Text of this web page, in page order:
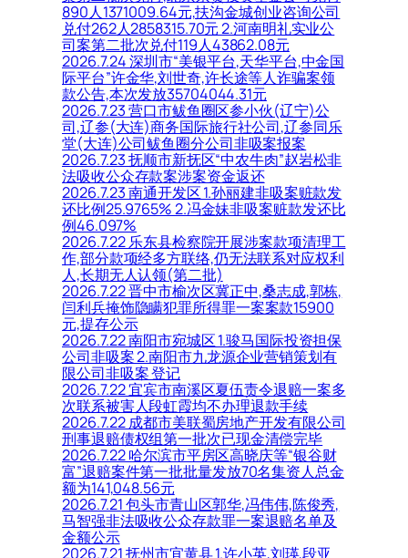
890人1371009.64元,扶沟金城创业咨询公司
兑付262人2858315.70元 2.河南明礼实业公
司案第二批次兑付119人43862.08元
2026.7.24 深圳市“美银平台,天华平台,中金国
际平台”许金华,刘世奇,许长途等人诈骗案领
款公告,本次发放35704044.31元
2026.7.23 营口市鲅鱼圈区参小伙(辽宁)公
司,辽参(大连)商务国际旅行社公司,辽参同乐
堂(大连)公司鲅鱼圈分公司非吸案报案
2026.7.23 抚顺市新抚区“中农牛肉”赵岩松非
法吸收公众存款案涉案资金返还
2026.7.23 南通开发区 1.孙丽建非吸案赃款发
还比例25.9765% 2.冯金妹非吸案赃款发还比
例46.097%
2026.7.22 乐东县检察院开展涉案款项清理工
作,部分款项经多方联络,仍无法联系对应权利
人,长期无人认领(第二批)
2026.7.22 晋中市榆次区冀正中,桑志成,郭栋,
闫利兵掩饰隐瞒犯罪所得罪一案案款15900
元,提存公示
2026.7.22 南阳市宛城区 1.骏马国际投资担保
公司非吸案 2.南阳市九龙源企业营销策划有
限公司非吸案 登记
2026.7.22 宜宾市南溪区夏伍责令退赔一案多
次联系被害人段虹霞均不办理退款手续
2026.7.22 成都市美联蜀房地产开发有限公司
刑事退赔债权组第一批次已现金清偿完毕
2026.7.22 哈尔滨市平房区高晓庆等“银谷财
富”退赔案件第一批批量发放70名集资人总金
额为141,048.56元
2026.7.21 包头市青山区郭华,冯伟伟,陈俊秀,
马智强非法吸收公众存款罪一案退赔名单及
金额公示
2026.7.21 抚州市宜黄县 1.许小英,刘瑛,段亚